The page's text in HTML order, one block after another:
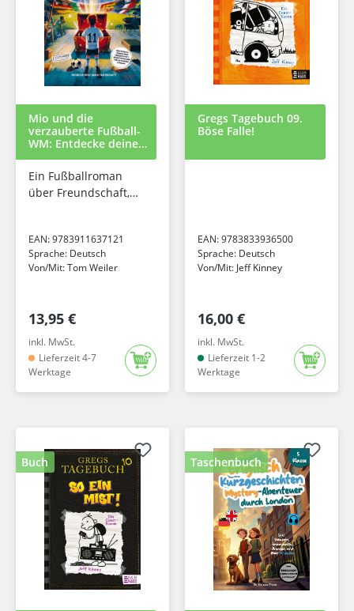
Mio und die
verzauberte Fußball-
WM: Entdecke deine
eigene Superkraft!
Ein Fußballroman
über Freundschaft,
Für Jungen und
Mädchen ab 8 I Das
Geschenk...
EAN:9783911637121
Sprache: Deutsch
Von/Mit:Tom Weiler
13,95 €
inkl. MwSt.
Lieferzeit 4-7
Werktage
Gregs Tagebuch 09.
Böse Falle!
EAN:9783833936500
Sprache: Deutsch
Von/Mit: Jeff Kinney
16,00 €
inkl. MwSt.
Lieferzeit 1-2
Werktage
Buch Taschenbuch